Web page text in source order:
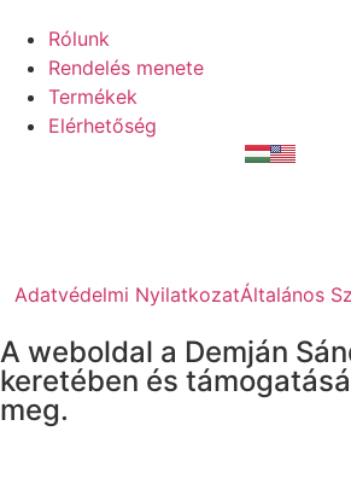
Rólunk
Rendelés menete
Termékek
Elérhetőség
Adatvédelmi NyilatkozatÁltalános
A weboldal a Demján
keretében és
meg.